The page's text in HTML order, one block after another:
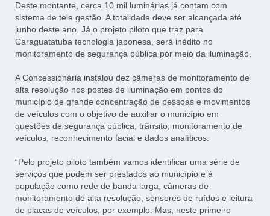
Deste montante, cerca 10 mil luminárias já contam com
sistema de tele gestão. A totalidade deve ser alcançada até
junho deste ano. Já o projeto piloto que traz para
Caraguatatuba tecnologia japonesa, será inédito no
monitoramento de segurança pública por meio da iluminação.
A Concessionária instalou dez câmeras de monitoramento de
alta resolução nos postes de iluminação em pontos do
município de grande concentração de pessoas e movimentos
de veículos com o objetivo de auxiliar o município em
questões de segurança pública, trânsito, monitoramento de
veículos, reconhecimento facial e dados analíticos.
“Pelo projeto piloto também vamos identificar uma série de
serviços que podem ser prestados ao município e à
população como rede de banda larga, câmeras de
monitoramento de alta resolução, sensores de ruídos e leitura
de placas de veículos, por exemplo. Mas, neste primeiro